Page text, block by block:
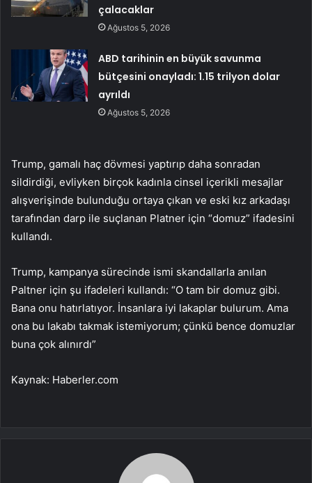
çalacaklar
Ağustos 5, 2026
ABD tarihinin en büyük savunma
bütçesini onayladı: 1.15 trilyon dolar
ayrıldı
Ağustos 5, 2026
Trump, gamalı haç dövmesi yaptırıp daha sonradan
sildirdiği, evliyken birçok kadınla cinsel içerikli mesajlar
alışverişinde bulunduğu ortaya çıkan ve eski kız arkadaşı
tarafından darp ile suçlanan Platner için “domuz” ifadesini
kullandı.
Trump, kampanya sürecinde ismi skandallarla anılan
Paltner için şu ifadeleri kullandı: “O tam bir domuz gibi.
Bana onu hatırlatıyor. İnsanlara iyi lakaplar bulurum. Ama
ona bu lakabı takmak istemiyorum; çünkü bence domuzlar
buna çok alınırdı”
Kaynak: Haberler.com